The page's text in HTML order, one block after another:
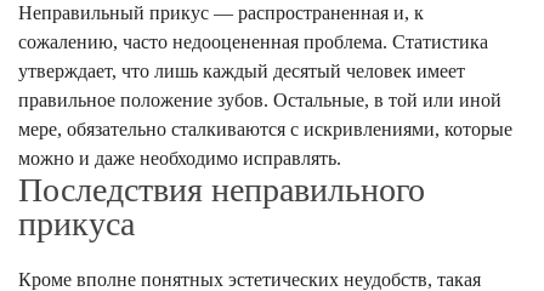
Неправильный прикус — распространенная и, к
сожалению, часто недооцененная проблема. Статистика
утверждает, что лишь каждый десятый человек имеет
правильное положение зубов. Остальные, в той или иной
мере, обязательно сталкиваются с искривлениями, которые
можно и даже необходимо исправлять.
Последствия неправильного
прикуса
Кроме вполне понятных эстетических неудобств, такая